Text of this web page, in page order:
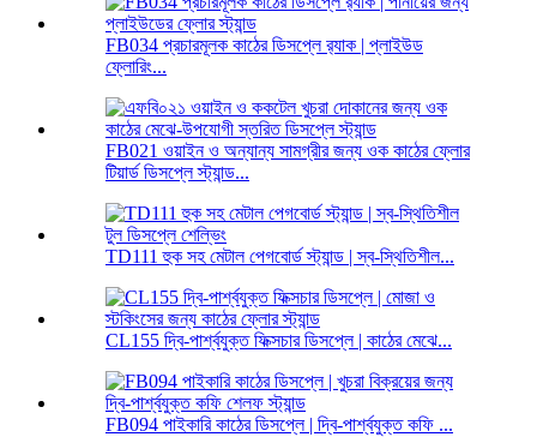
FB034 প্রচারমূলক কাঠের ডিসপ্লে র‍্যাক | প্লাইউড
ফ্লোরিং...
FB021 ওয়াইন ও অন্যান্য সামগ্রীর জন্য ওক কাঠের ফ্লোর
টিয়ার্ড ডিসপ্লে স্ট্যান্ড...
TD111 হুক সহ মেটাল পেগবোর্ড স্ট্যান্ড | স্ব-স্থিতিশীল...
CL155 দ্বি-পার্শ্বযুক্ত ফিক্সচার ডিসপ্লে | কাঠের মেঝে...
FB094 পাইকারি কাঠের ডিসপ্লে | দ্বি-পার্শ্বযুক্ত কফি ...